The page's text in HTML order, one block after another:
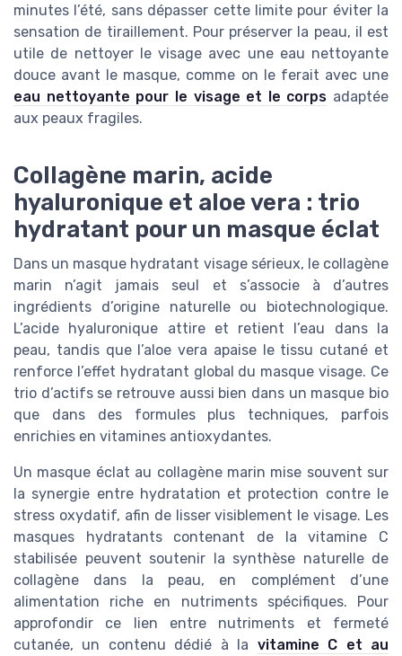
minutes l’été, sans dépasser cette limite pour éviter la
sensation de tiraillement. Pour préserver la peau, il est
utile de nettoyer le visage avec une eau nettoyante
douce avant le masque, comme on le ferait avec une
eau nettoyante pour le visage et le corps adaptée
aux peaux fragiles.
Collagène marin, acide
hyaluronique et aloe vera : trio
hydratant pour un masque éclat
Dans un masque hydratant visage sérieux, le collagène
marin n’agit jamais seul et s’associe à d’autres
ingrédients d’origine naturelle ou biotechnologique.
L’acide hyaluronique attire et retient l’eau dans la
peau, tandis que l’aloe vera apaise le tissu cutané et
renforce l’effet hydratant global du masque visage. Ce
trio d’actifs se retrouve aussi bien dans un masque bio
que dans des formules plus techniques, parfois
enrichies en vitamines antioxydantes.
Un masque éclat au collagène marin mise souvent sur
la synergie entre hydratation et protection contre le
stress oxydatif, afin de lisser visiblement le visage. Les
masques hydratants contenant de la vitamine C
stabilisée peuvent soutenir la synthèse naturelle de
collagène dans la peau, en complément d’une
alimentation riche en nutriments spécifiques. Pour
approfondir ce lien entre nutriments et fermeté
cutanée, un contenu dédié à la vitamine C et au